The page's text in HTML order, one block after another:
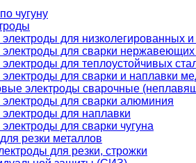
чугуну
для низколегированных и
для сварки
для теплоустойчивых
для сварки и наплавки
электроды сварочные
для сварки алюминия
для наплавки
для сварки чугуна
резки металлов
для резки, строжки